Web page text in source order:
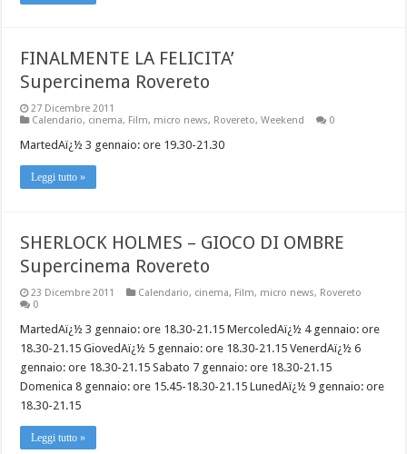
FINALMENTE LA FELICITA’
Supercinema Rovereto
27 Dicembre 2011
Calendario, cinema, Film, micro news, Rovereto,Weekend 0
MartedAï¿½ 3 gennaio: ore 19.30-21.30
Leggi tutto »
SHERLOCK HOLMES – GIOCO DI OMBRE
Supercinema Rovereto
23 Dicembre 2011 Calendario, cinema, Film, micro news, Rovereto
0
MartedAï¿½ 3 gennaio: ore 18.30-21.15 MercoledAï¿½ 4 gennaio: ore
18.30-21.15 GiovedAï¿½ 5 gennaio: ore 18.30-21.15 VenerdAï¿½ 6
gennaio: ore 18.30-21.15 Sabato 7 gennaio: ore 18.30-21.15
Domenica 8 gennaio: ore 15.45-18.30-21.15 LunedAï¿½ 9 gennaio: ore
18.30-21.15
Leggi tutto »